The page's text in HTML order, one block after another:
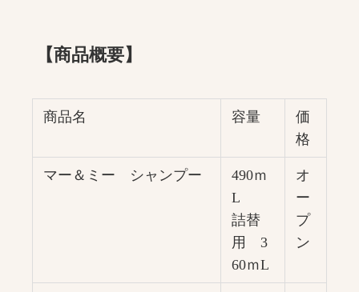
【商品概要】
商品名 容量
価
格
マー＆ミー シャンプー
490ｍ
L
詰替
用 3
60ｍL
オ
ー
プ
ン